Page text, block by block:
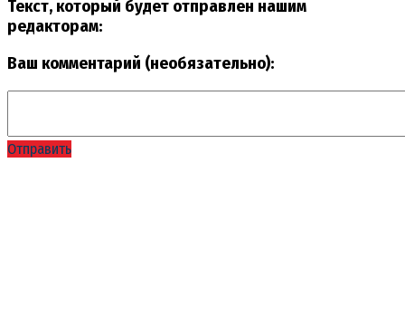
Текст, который будет отправлен нашим
редакторам:
Ваш комментарий (необязательно):
Отправить